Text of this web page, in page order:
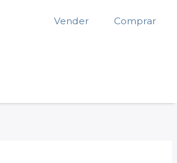
Vender Comprar